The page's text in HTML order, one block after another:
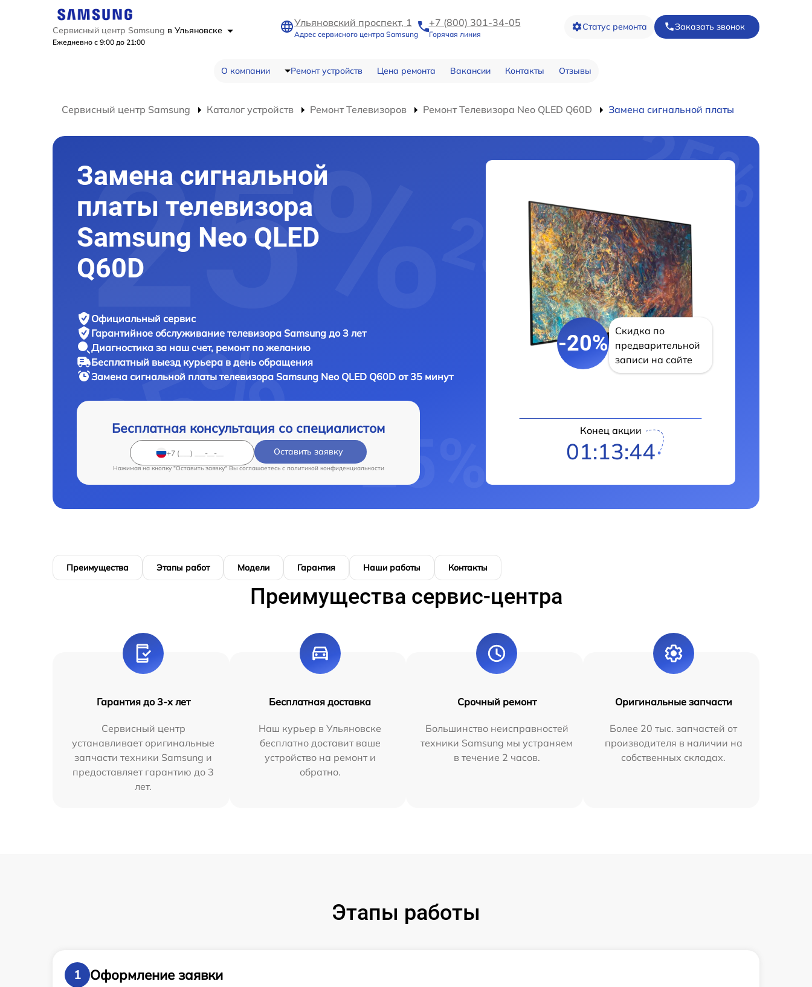
Сервисный центр Samsung в Ульяновске
Ежедневно с 9:00 до 21:00
Ульяновский проспект, 1
Адрес сервисного центра Samsung
+7 (800) 301-34-05
Горячая линия
Статус ремонта Заказать звонок
О компании Ремонт устройств Цена ремонта Вакансии Контакты Отзывы
Сервисный центр Samsung Каталог устройств Ремонт Телевизоров Ремонт Телевизора Neo QLED Q60D Замена сигнальной платы
Замена сигнальной
платы телевизора
Samsung Neo QLED
Q60D
Официальный сервис
Гарантийное обслуживание телевизора Samsung до 3 лет
Диагностика за наш счет, ремонт по желанию
Бесплатный выезд курьера в день обращения
Замена сигнальной платы телевизора Samsung Neo QLED Q60D от 35 минут
Бесплатная консультация со специалистом
Оставить заявку
Нажимая на кнопку "Оставить заявку" Вы соглашаетесь c политикой конфиденциальности
-20%
Скидка по
предварительной
записи на сайте
Конец акции
01:13:42
Преимущества Этапы работ Модели Гарантия Наши работы Контакты
Преимущества сервис-центра
Гарантия до 3-х лет
Сервисный центр
устанавливает оригинальные
запчасти техники Samsung и
предоставляет гарантию до 3
лет.
Бесплатная доставка
Наш курьер в Ульяновске
бесплатно доставит ваше
устройство на ремонт и
обратно.
Срочный ремонт
Большинство неисправностей
техники Samsung мы устраняем
в течение 2 часов.
Оригинальные запчасти
Более 20 тыс. запчастей от
производителя в наличии на
собственных складах.
Этапы работы
1
Оформление заявки